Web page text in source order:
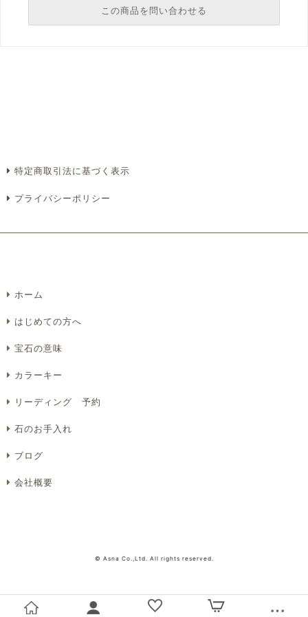
この商品を問い合わせる
Eメール
特定商取引法に基づく表示
プライバシーポリシー
ホーム
はじめての方へ
宝石の意味
カラーキー
リーディング 予約
石のお手入れ
ブログ
会社概要
© Asna Co.,Ltd. All rights reserved.